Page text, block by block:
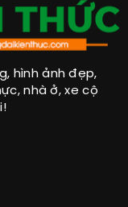
hình ảnh đẹp,
nhà ở, xe cộ